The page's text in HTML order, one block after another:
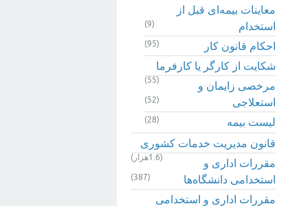
معاینات بیمه‌ای قبل از
استخدام
(9)
احکام قانون کار (95)
شکایت از کارگر یا کارفرما
(55)
مرخصی زایمان و
استعلاجی
(52)
لیست بیمه (28)
قانون مدیریت خدمات کشوری
(1.6هزار)
مقررات اداری و
استخدامی دانشگاه‌ها
(387)
مقررات اداری و استخدامی